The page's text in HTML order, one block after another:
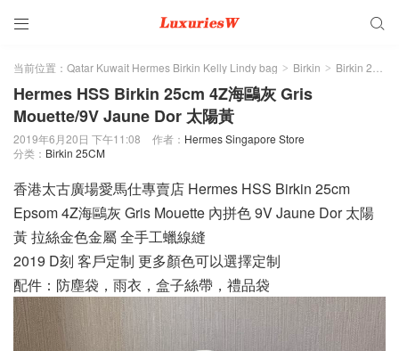
 
当前位置： Qatar Kuwait Hermes Birkin Kelly Lindy bag > Birkin > Birkin 25CM
Hermes HSS Birkin 25cm 4Z海鷗灰 Gris
Mouette/9V Jaune Dor 太陽黃
2019年6月20日 下午11:08 作者： Hermes Singapore Store
分类： Birkin 25CM
香港太古廣場愛馬仕專賣店 Hermes HSS Birkin 25cm
Epsom 4Z海鷗灰 Gris Mouette 內拼色 9V Jaune Dor 太陽
黃 拉絲金色金屬 全手工蠟線縫
2019 D刻 客戶定制 更多顏色可以選擇定制
配件：防塵袋，雨衣，盒子絲帶，禮品袋